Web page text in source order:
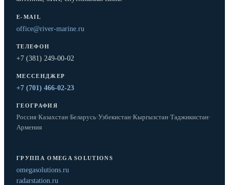
E-MAIL
office@river-marine.ru
ТЕЛЕФОН
+7 (381) 249-00-02
МЕССЕНДЖЕР
+7 (701) 466-02-23
ГЕОГРАФИЯ
Россия·Казахстан·Беларусь·Узбекистан·Кыргызстан·Таджикистан·
Армения
ГРУППА OMEGA SOLUTIONS
omegasolutions.ru
radarstation.ru